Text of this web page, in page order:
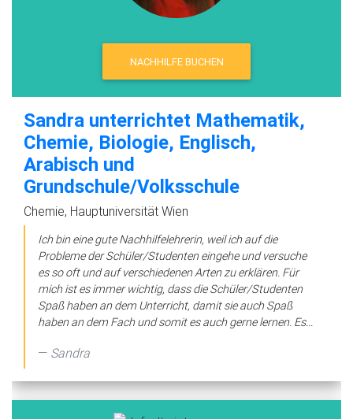
NACHHILFE BUCHEN
Sandra unterrichtet Mathematik,
Chemie, Biologie, Englisch,
Arabisch und
Grundschule/Volksschule
Chemie, Hauptuniversität Wien
Ich bin eine gute Nachhilfelehrerin, weil ich auf die
Probleme der Schüler/Studenten eingehe und versuche
es so oft und auf verschiedenen Arten zu erklären. Für
mich ist es immer wichtig, dass die Schüler/Studenten
Spaß haben an dem Unterricht, damit sie auch Spaß
haben an dem Fach und somit es auch gerne lernen. Es...
Sandra